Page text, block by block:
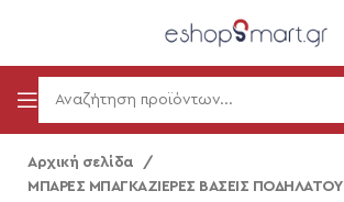
Αρχική σελίδα
ΜΠΑΡΕΣ ΜΠΑΓΚΑΖΙΕΡΕΣ ΒΑΣΕΙΣ ΠΟΔΗΛΑΤΟΥ